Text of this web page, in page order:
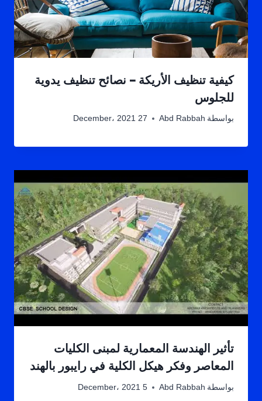
كيفية تنظيف الأريكة – نصائح تنظيف يدوية
للجلوس
بواسطة Abd Rabbah 27 December، 2021
تأثير الهندسة المعمارية لمبنى الكليات
المعاصر وفكر هيكل الكلية في رايبور بالهند
بواسطة Abd Rabbah 5 December، 2021